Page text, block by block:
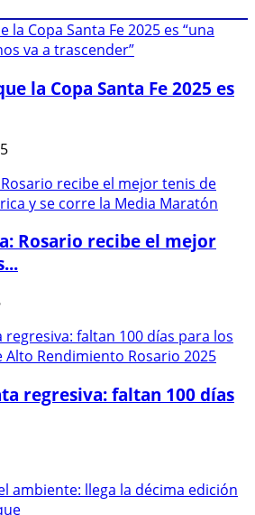
la Copa Santa Fe 2025 es
Rosario recibe el mejor
regresiva: faltan 100 días